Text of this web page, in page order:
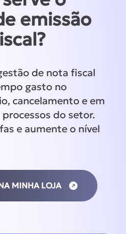
emissão
de nota fiscal
gasto no
cancelamento e em
do setor.
e aumente o nível
MINHA LOJA